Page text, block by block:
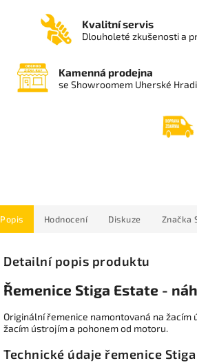
Kvalitní servis
Dlouholeté zkušenosti a
Kamenná prodejna
se Showroomem Uherské
Popis Hodnocení Diskuze Značka
Detailní popis produktu
Řemenice Stiga Estate -
Originální řemenice namontovaná na
žacím ústrojím a pohonem od motoru.
Technické údaje řemenice